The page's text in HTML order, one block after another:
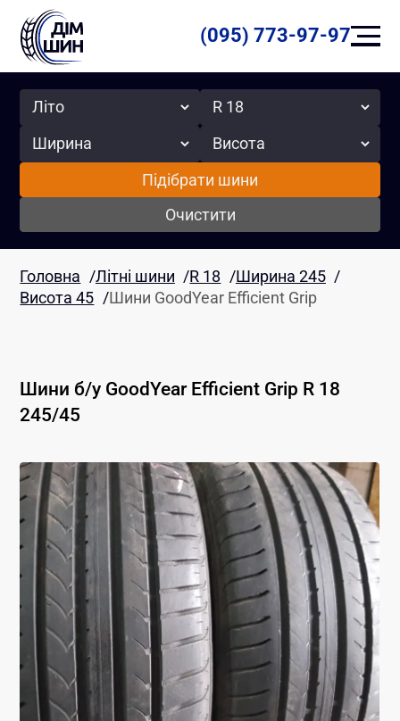
(095) 773-97-97
Сезон Радіус
Ширина Висота
Підібрати шини
Очистити
Головна /Літні шини /R 18 /Ширина 245 /
Висота 45 /Шини GoodYear Efficient Grip
Шини б/у GoodYear Efficient Grip R 18
245/45